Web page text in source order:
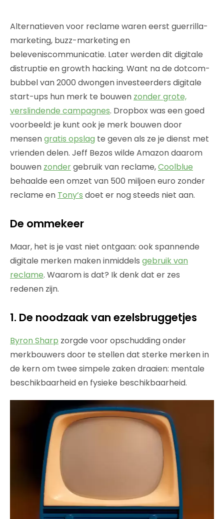
Alternatieven voor reclame waren eerst guerrilla-
marketing, buzz-marketing en
beleveniscommunicatie. Later werden dit digitale
distruptie en growth hacking. Want na de dotcom-
bubbel van 2000 dwongen investeerders digitale
start-ups hun merk te bouwen zonder grote,
verslindende campagnes. Dropbox was een goed
voorbeeld: je kunt ook je merk bouwen door
mensengratis opslag te geven als ze je dienst met
vrienden delen. Jeff Bezos wilde Amazon daarom
bouwen zondergebruik van reclame,Coolblue
behaalde een omzet van 500 miljoen euro zonder
reclame en Tony’s doet er nog steeds niet aan.
De ommekeer
Maar, het is je vast niet ontgaan: ook spannende
digitale merken maken inmiddels gebruik van
reclame. Waarom is dat? Ik denk dat er zes
redenen zijn.
1. De noodzaak van ezelsbruggetjes
Byron Sharp zorgde voor opschudding onder
merkbouwers door te stellen dat sterke merken in
de kern om twee simpele zaken draaien: mentale
beschikbaarheid en fysieke beschikbaarheid.